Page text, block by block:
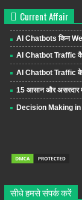
Current Affair
AI Chatbots किन
AI Chatbot Traffic
AI Chatbot Traffic के
15 आसान और असरदार
Decision Making in
सीधे हमसे संपर्क करें